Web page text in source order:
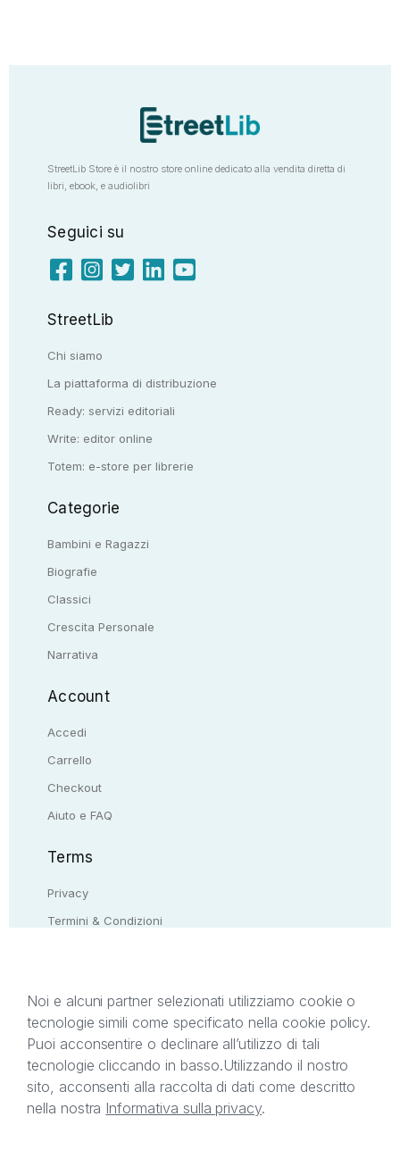
StreetLib Store è il nostro store online dedicato alla vendita diretta di
libri, ebook, e audiolibri
Seguici su
StreetLib
Chi siamo
La piattaforma di distribuzione
Ready: servizi editoriali
Write: editor online
Totem: e-store per librerie
Categorie
Bambini e Ragazzi
Biografie
Classici
Crescita Personale
Narrativa
Account
Accedi
Carrello
Checkout
Aiuto e FAQ
Terms
Privacy
Termini & Condizioni
Il presente sito web è di proprietà di StreetLib S.r.l.
C.F. e P.IVA 05338720963. StreetLib S.r.l. è
titolare di tutti i diritti di proprietà intellettuale
afferenti ai marchi, loghi e segni distintivi presenti
sul sito web. Si invita l’utente a prendere visione
Noi e alcuni partner selezionati utilizziamo cookie o
tecnologie simili come specificato nella cookie policy.
Puoi acconsentire o declinare all’utilizzo di tali
tecnologie cliccando in basso.Utilizzando il nostro
sito, acconsenti alla raccolta di dati come descritto
nella nostra Informativa sulla privacy.